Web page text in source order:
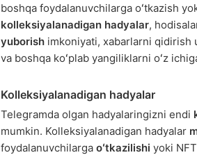
boshqa foydalanuvchilarga oʻtkazish
kolleksiyalanadigan hadyalar,
yuborish imkoniyati, xabarlarni qidirish
va boshqa koʻplab yangiliklarni oʻz
Kolleksiyalanadigan hadyalar
Telegramda olgan hadyalaringizni endi
mumkin. Kolleksiyalanadigan hadyalar
foydalanuvchilarga oʻtkazilishi yoki